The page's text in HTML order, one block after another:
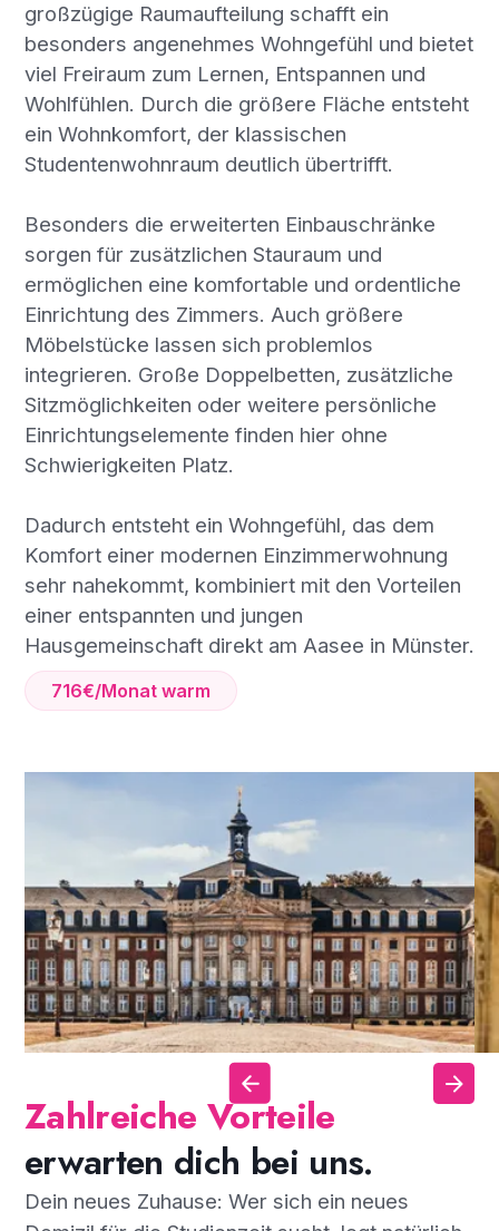
großzügige Raumaufteilung schafft ein
besonders angenehmes Wohngefühl und bietet
viel Freiraum zum Lernen, Entspannen und
Wohlfühlen. Durch die größere Fläche entsteht
ein Wohnkomfort, der klassischen
Studentenwohnraum deutlich übertrifft.
Besonders die erweiterten Einbauschränke
sorgen für zusätzlichen Stauraum und
ermöglichen eine komfortable und ordentliche
Einrichtung des Zimmers. Auch größere
Möbelstücke lassen sich problemlos
integrieren. Große Doppelbetten, zusätzliche
Sitzmöglichkeiten oder weitere persönliche
Einrichtungselemente finden hier ohne
Schwierigkeiten Platz.
Dadurch entsteht ein Wohngefühl, das dem
Komfort einer modernen Einzimmerwohnung
sehr nahekommt, kombiniert mit den Vorteilen
einer entspannten und jungen
Hausgemeinschaft direkt am Aasee in Münster.
716€/Monat warm
Zahlreiche Vorteile
erwarten dich bei uns.
Dein neues Zuhause: Wer sich ein neues